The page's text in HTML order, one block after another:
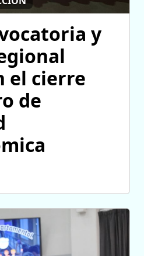
y
el cierre
de